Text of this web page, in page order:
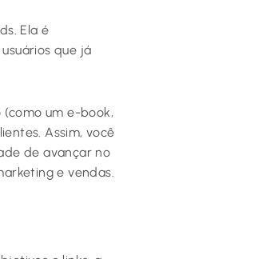
Ela é
que já
um e-book,
Assim, você
de avançar no
e vendas.